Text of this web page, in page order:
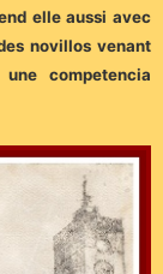
elle aussi avec
novillos venant
competencia